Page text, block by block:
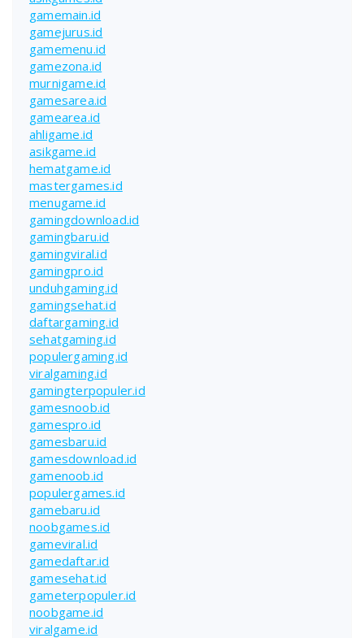
gamemain.id
gamejurus.id
gamemenu.id
gamezona.id
murnigame.id
gamesarea.id
gamearea.id
ahligame.id
asikgame.id
hematgame.id
mastergames.id
menugame.id
gamingdownload.id
gamingbaru.id
gamingviral.id
gamingpro.id
unduhgaming.id
gamingsehat.id
daftargaming.id
sehatgaming.id
populergaming.id
viralgaming.id
gamingterpopuler.id
gamesnoob.id
gamespro.id
gamesbaru.id
gamesdownload.id
gamenoob.id
populergames.id
gamebaru.id
noobgames.id
gameviral.id
gamedaftar.id
gamesehat.id
gameterpopuler.id
noobgame.id
viralgame.id